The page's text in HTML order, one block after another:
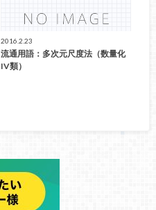
2016.2.23
流通用語：多次元尺度法（数量化
IV類）